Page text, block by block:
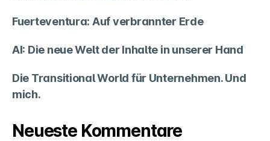
Fuerteventura: Auf verbrannter Erde
AI: Die neue Welt der Inhalte in unserer Hand
Die Transitional World für Unternehmen. Und
mich.
Neueste Kommentare